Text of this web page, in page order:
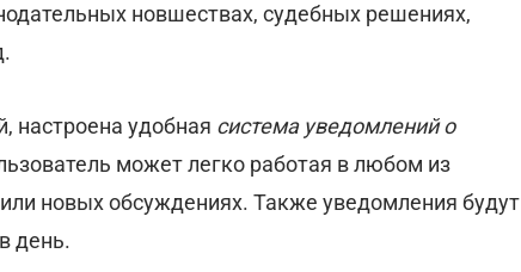
новшествах, судебных решениях,
настроена удобная система уведомлений о
может легко работая в любом из
новых обсуждениях. Также уведомления будут
день.